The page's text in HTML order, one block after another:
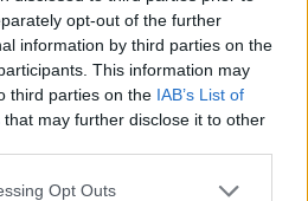
opt-out of the further
information by third parties on the
This information may
third parties on the IAB’s List of
that may further disclose it to other
app uses one or more Google
Opt Outs